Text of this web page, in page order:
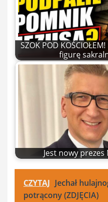
SZOK POD
figurę
Jest nowy prezes
CZYTAJ Jechał
potrącony (ZDJĘCIA)